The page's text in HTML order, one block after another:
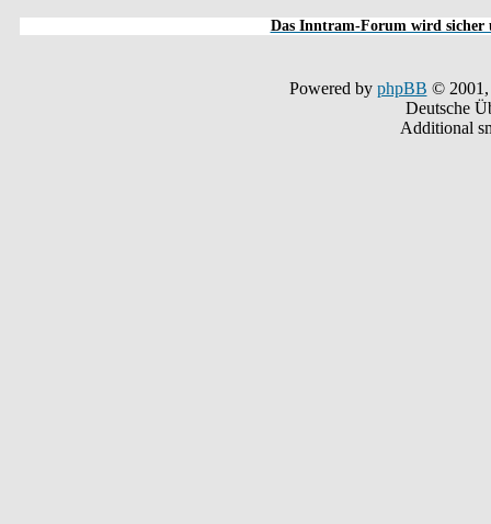
Das Inntram-Forum wird sicher
Powered by phpBB © 2001,
Deutsche
Additional